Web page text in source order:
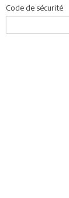
Code de sécurité